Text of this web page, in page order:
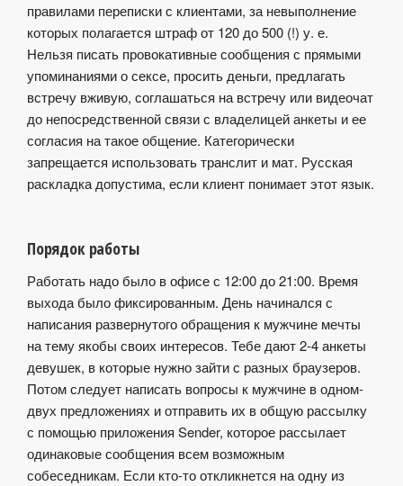
правилами переписки с клиентами, за невыполнение
которых полагается штраф от 120 до 500 (!) у. е.
Нельзя писать провокативные сообщения с прямыми
упоминаниями о сексе, просить деньги, предлагать
встречу вживую, соглашаться на встречу или видеочат
до непосредственной связи с владелицей анкеты и ее
согласия на такое общение. Категорически
запрещается использовать транслит и мат. Русская
раскладка допустима, если клиент понимает этот язык.
Порядок работы
Работать надо было в офисе с 12:00 до 21:00. Время
выхода было фиксированным. День начинался с
написания развернутого обращения к мужчине мечты
на тему якобы своих интересов. Тебе дают 2-4 анкеты
девушек, в которые нужно зайти с разных браузеров.
Потом следует написать вопросы к мужчине в одном-
двух предложениях и отправить их в общую рассылку
с помощью приложения Sender, которое рассылает
одинаковые сообщения всем возможным
собеседникам. Если кто-то откликнется на одну из